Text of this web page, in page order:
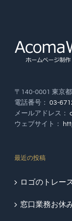
〒140-0001 東京
電話番号： 03-
メールアドレス：
ウェブサイト：
最近の投稿
ロゴのトレー
窓口業務お休